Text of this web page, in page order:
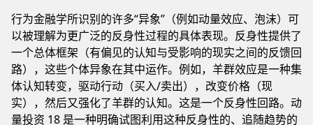
行为金融学所识别的许多“异象”（例如动量效应、泡沫）可
以被理解为更广泛的反身性过程的具体表现。反身性提供了
一个总体框架（有偏见的认知与受影响的现实之间的反馈回
路），这些个体异象在其中运作。例如，羊群效应是一种集
体认知转变，驱动行动（买入/卖出），改变价格（现
实），然后又强化了羊群的认知。这是一个反身性回路。动
量投资 18 是一种明确试图利用这种反身性的、追随趋势的